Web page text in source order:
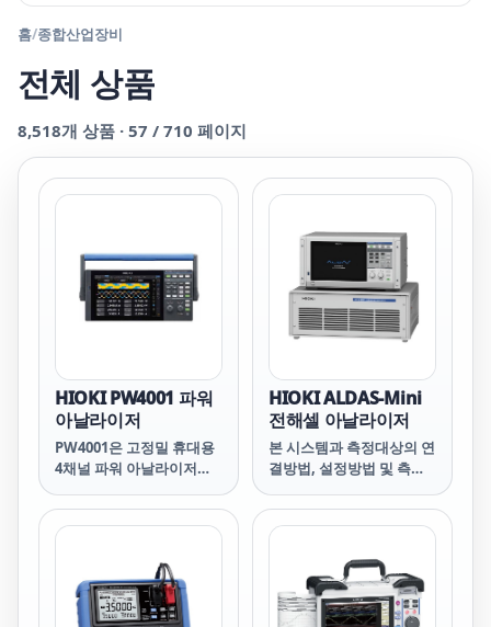
홈/종합산업장비
전체 상품
8,518개 상품 · 57 / 710 페이지
HIOKI PW4001 파워
아날라이저
PW4001은 고정밀 휴대용
4채널 파워 아날라이저입
준인 DC 정확도 ±0.04%를
실현했으며, 측정 대역은
HIOKI ALDAS-Mini
전해셀 아날라이저
본 시스템과 측정대상의 연
결방법, 설정방법 및 측정